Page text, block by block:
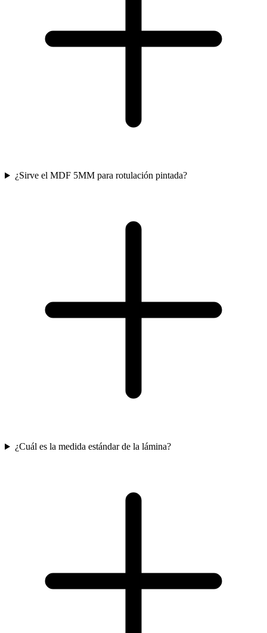
¿Sirve el MDF 5MM para rotulación pintada?
¿Cuál es la medida estándar de la lámina?